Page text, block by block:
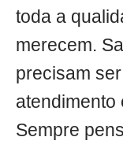
toda a
merecem.
precisam
atendimento
Sempre